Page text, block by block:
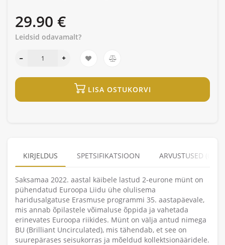
29.90 €
Leidsid odavamalt?
LISA OSTUKORVI
KIRJELDUS SPETSIFIKATSIOON ARVUSTUSED (0)
Saksamaa 2022. aastal käibele lastud 2-eurone münt on
pühendatud Euroopa Liidu ühe olulisema
haridusalgatuse Erasmuse programmi 35. aastapäevale,
mis annab õpilastele võimaluse õppida ja vahetada
erinevates Euroopa riikides. Münt on välja antud nimega
BU (Brilliant Uncirculated), mis tähendab, et see on
suurepärases seisukorras ja mõeldud kollektsionääridele.